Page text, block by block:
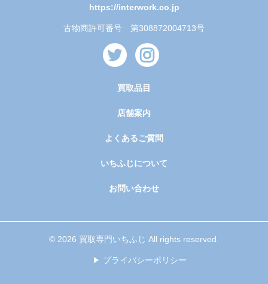
https://interwork.co.jp
古物商許可番号 第308872004713号
買取品目
店舗案内
よくあるご質問
いちふじについて
お問い合わせ
© 2026 買取専門いちふじ All rights reserved.
プライバシーポリシー